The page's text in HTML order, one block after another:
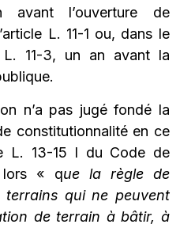
avant l’ouverture de
L. 11-1 ou, dans le
11-3, un an avant la
n’a pas jugé fondé la
constitutionnalité en ce
L. 13-15 I du Code de
lors « que la règle de
terrains qui ne peuvent
de terrain à bâtir, à